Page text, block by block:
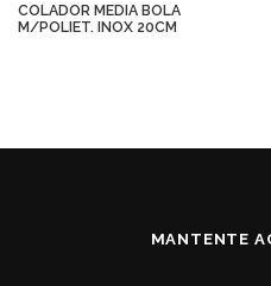
COLADOR MEDIA BOLA
M/POLIET. INOX 20CM
MANTENTE